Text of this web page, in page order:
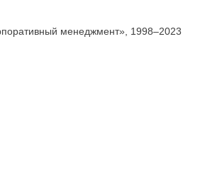
менеджмент», 1998–2023